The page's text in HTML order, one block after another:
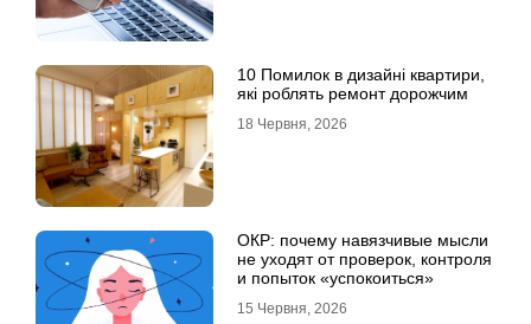
10 Помилок в дизайні квартири,
які роблять ремонт дорожчим
18 Червня, 2026
ОКР: почему навязчивые мысли
не уходят от проверок, контроля
и попыток «успокоиться»
15 Червня, 2026